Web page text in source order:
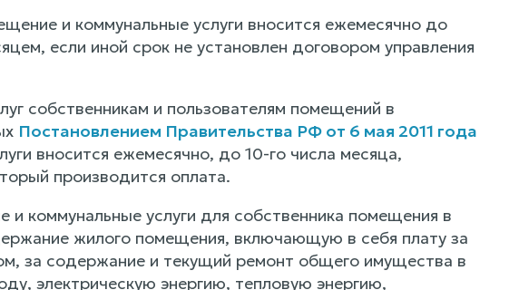
и коммунальные услуги вносится ежемесячно до
если иной срок не установлен договором управления
собственникам и пользователям помещений в
Постановлением Правительства РФ от 6 мая 2011 года
вносится ежемесячно, до 10-го числа месяца,
производится оплата.
коммунальные услуги для собственника помещения в
жилого помещения, включающую в себя плату за
за содержание и текущий ремонт общего имущества в
электрическую энергию, тепловую энергию,